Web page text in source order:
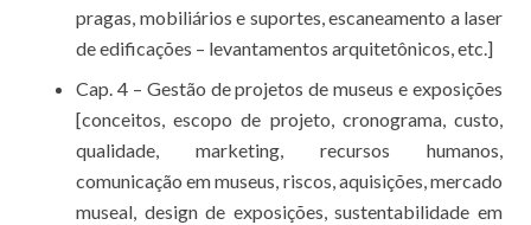
pragas, mobiliários e suportes, escaneamento a laser
de edificações – levantamentos arquitetônicos, etc.]
Cap. 4 – Gestão de projetos de museus e exposições
[conceitos, escopo de projeto, cronograma, custo,
qualidade, marketing, recursos humanos,
comunicação em museus, riscos, aquisições, mercado
museal, design de exposições, sustentabilidade em